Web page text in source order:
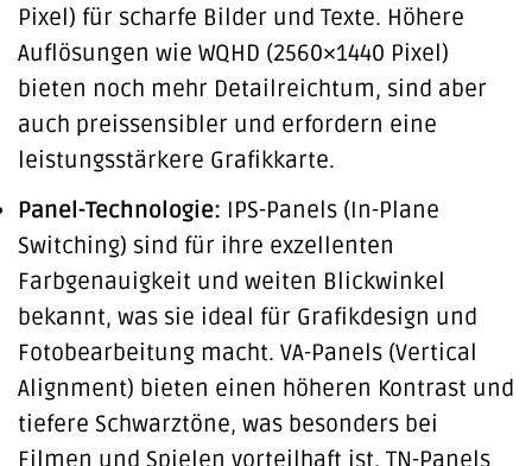
Pixel) für scharfe Bilder und Texte. Höhere
Auflösungen wie WQHD (2560×1440 Pixel)
bieten noch mehr Detailreichtum, sind aber
auch preissensibler und erfordern eine
leistungsstärkere Grafikkarte.
Panel-Technologie: IPS-Panels (In-Plane
Switching) sind für ihre exzellenten
Farbgenauigkeit und weiten Blickwinkel
bekannt, was sie ideal für Grafikdesign und
Fotobearbeitung macht. VA-Panels (Vertical
Alignment) bieten einen höheren Kontrast und
tiefere Schwarztöne, was besonders bei
Filmen und Spielen vorteilhaft ist. TN-Panels